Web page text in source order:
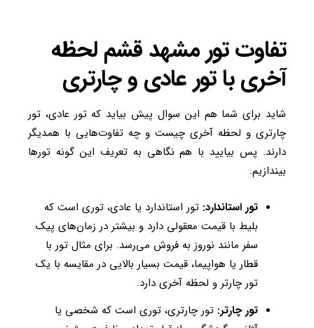
تفاوت تور مشهد قشم لحظه
آخری با تور عادی و چارتری
شاید برای شما هم این سوال پیش بیاید که تور عادی، تور
چارتری و لحظه آخری چیست و چه تفاوت‌هایی با همدیگر
دارند. پس بیایید با هم نگاهی به تعریف این گونه تورها
بیندازیم.
تور استاندارد: تور استاندارد یا عادی، توری است که
بلیط با قیمت معقولی دارد و بیشتر در زمان‌های پیک
سفر مانند نوروز به فروش می‌رسد. برای مثال تور با
قطار یا هواپیما، قیمت بسیار بالایی در مقایسه با یک
تور چارتر و لحظه آخری دارد.
تور چارتر: تور چارتری، توری است که شخصی یا